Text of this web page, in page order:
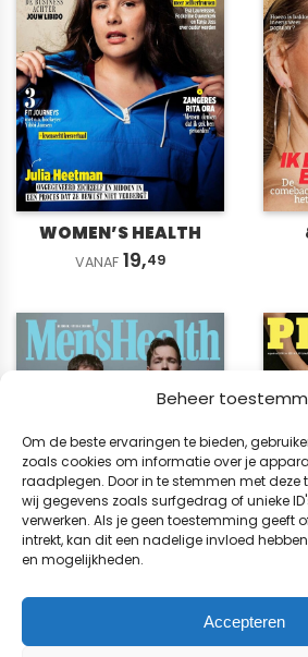
Beheer
Om de beste ervaringen te bieden,
zoals cookies om informatie over je
raadplegen. Door in te stemmen met deze
wij gegevens zoals surfgedrag of unieke
verwerken. Als je geen toestemming geeft
intrekt, kan dit een nadelige invloed
en mogelijkheden.
Accepteren
WOMEN’S HEALTH
VANAF 19,49
VANAF 42,99